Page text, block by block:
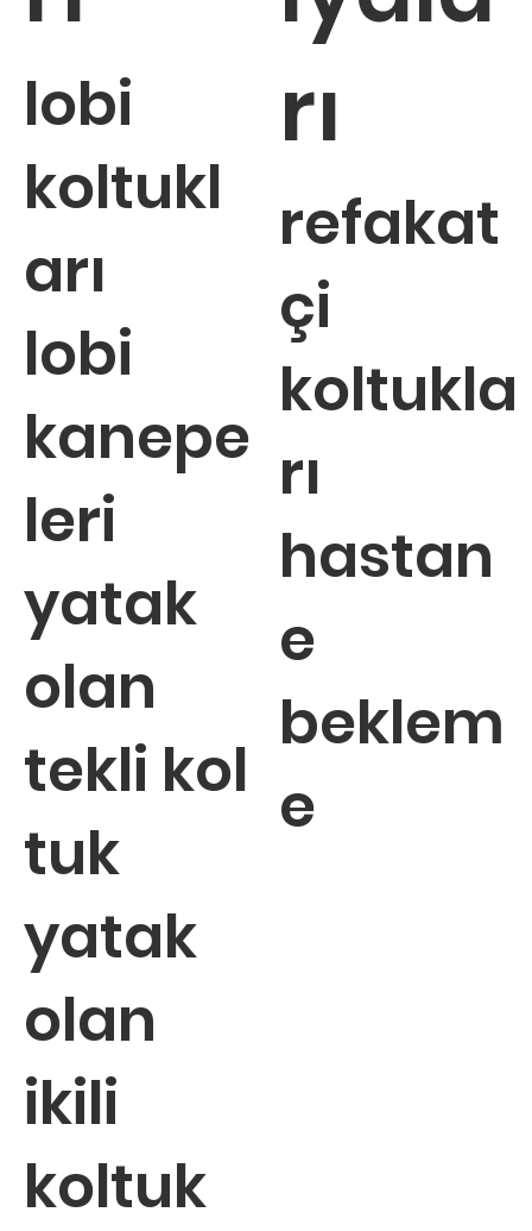
lobi
koltukl
arı
lobi
kanepe
leri
yatak
olan
tekli kol
tuk
yatak
olan
ikili
koltuk
rı
refakat
çi
koltukla
rı
hastan
e
beklem
e